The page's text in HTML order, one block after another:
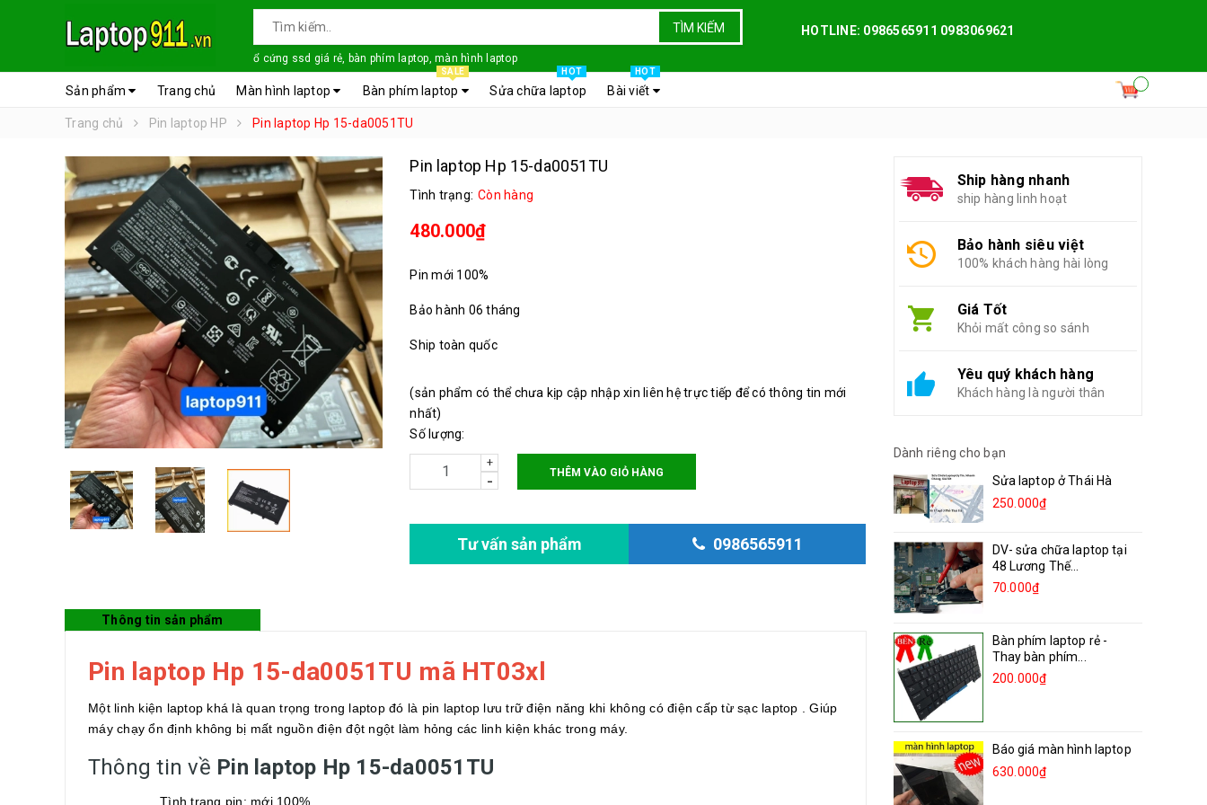
TÌM KIẾM
ổ cứng ssd giá rẻ, bàn phím laptop, màn hình laptop
HOTLINE: 0986565911 0983069621
Sản phẩm Trang chủ Màn hình laptop Bàn phím laptop
SALE
Sửa chữa laptop
HOT
Bài viết
HOT
Trang chủ Pin laptop HP Pin laptop Hp 15-da0051TU
Pin laptop Hp 15-da0051TU
Tình trạng: Còn hàng
480.000₫
Pin mới 100%
Bảo hành 06 tháng
Ship toàn quốc
(sản phẩm có thể chưa kịp cập nhập xin liên hệ trực tiếp để có thông tin mới
nhất)
Số lượng:
+
- THÊM VÀO GIỎ HÀNG
Tư vấn sản phẩm 0986565911
Thông tin sản phẩm
Pin laptop Hp 15-da0051TU mã HT03xl
Một linh kiện laptop khá là quan trọng trong laptop đó là pin laptop lưu trữ điện năng khi không có điện cấp từ sạc laptop . Giúp
máy chạy ổn định không bị mất nguồn điện đột ngột làm hỏng các linh kiện khác trong máy.
Thông tin về Pin laptop Hp 15-da0051TU
Tình trạng pin: mới 100%
Ship hàng nhanh
ship hàng linh hoạt
Bảo hành siêu việt
100% khách hàng hài lòng
Giá Tốt
Khỏi mất công so sánh
Yêu quý khách hàng
Khách hàng là người thân
Dành riêng cho bạn
Sửa laptop ở Thái Hà
250.000₫
DV- sửa chữa laptop tại
48 Lương Thế...
70.000₫
Bàn phím laptop rẻ -
Thay bàn phím...
200.000₫
Báo giá màn hình laptop
630.000₫